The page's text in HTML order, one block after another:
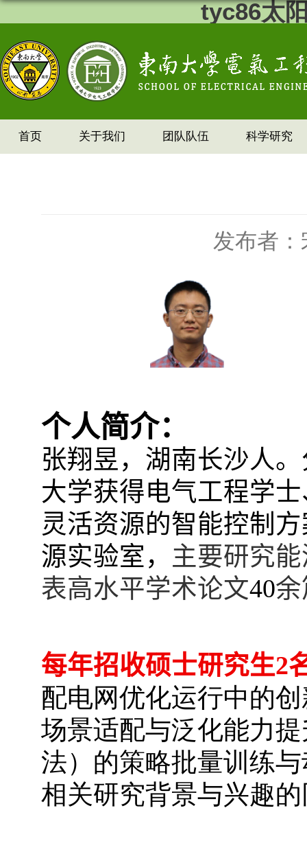
tyc86太
首页 关于我们 团队队伍 科学研究
发布者：
个人简介：
张翔昱，湖南长沙人
大学获得电气工程学
灵活资源的智能控制
源实验室， 主要研究
表高水平学术论文40
每年招收硕士研究生2
配电网优化运行中的
场景适配与泛化能力
法）的策略批量训练
相关研究背景与兴趣